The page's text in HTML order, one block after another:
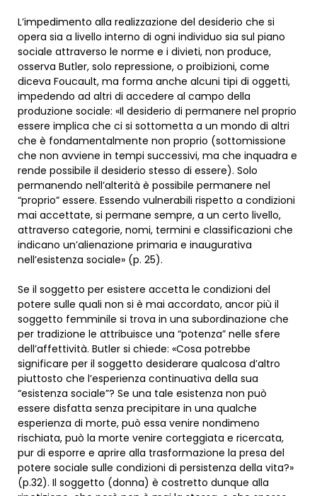
L’impedimento alla realizzazione del desiderio che si
opera sia a livello interno di ogni individuo sia sul piano
sociale attraverso le norme e i divieti, non produce,
osserva Butler, solo repressione, o proibizioni, come
diceva Foucault, ma forma anche alcuni tipi di oggetti,
impedendo ad altri di accedere al campo della
produzione sociale: «Il desiderio di permanere nel proprio
essere implica che ci si sottometta a un mondo di altri
che è fondamentalmente non proprio (sottomissione
che non avviene in tempi successivi, ma che inquadra e
rende possibile il desiderio stesso di essere). Solo
permanendo nell’alterità è possibile permanere nel
“proprio” essere. Essendo vulnerabili rispetto a condizioni
mai accettate, si permane sempre, a un certo livello,
attraverso categorie, nomi, termini e classificazioni che
indicano un’alienazione primaria e inaugurativa
nell’esistenza sociale» (p. 25).
Se il soggetto per esistere accetta le condizioni del
potere sulle quali non si è mai accordato, ancor più il
soggetto femminile si trova in una subordinazione che
per tradizione le attribuisce una “potenza” nelle sfere
dell’affettività. Butler si chiede: «Cosa potrebbe
significare per il soggetto desiderare qualcosa d’altro
piuttosto che l’esperienza continuativa della sua
“esistenza sociale”? Se una tale esistenza non può
essere disfatta senza precipitare in una qualche
esperienza di morte, può essa venire nondimeno
rischiata, può la morte venire corteggiata e ricercata,
pur di esporre e aprire alla trasformazione la presa del
potere sociale sulle condizioni di persistenza della vita?»
(p.32). Il soggetto (donna) è costretto dunque alla